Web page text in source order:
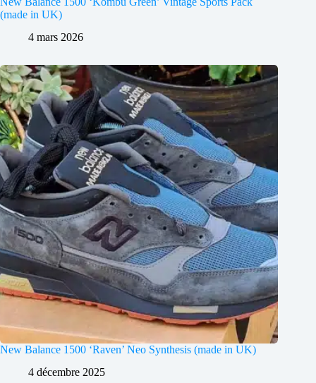
(made in UK)
4 mars 2026
New Balance 1500 ‘Raven’ Neo Synthesis (made in UK)
4 décembre 2025